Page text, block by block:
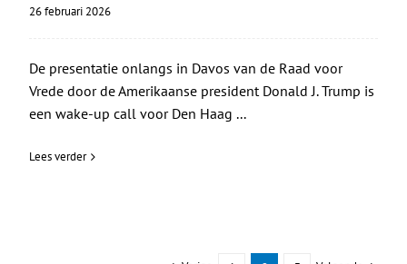
26 februari 2026
De presentatie onlangs in Davos van de Raad voor
Vrede door de Amerikaanse president Donald J. Trump is
een wake-up call voor Den Haag ...
Lees verder